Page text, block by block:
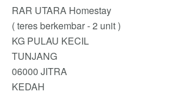
RAR UTARA Homestay
( teres berkembar - 2 unit )
KG PULAU KECIL
TUNJANG
06000 JITRA
KEDAH